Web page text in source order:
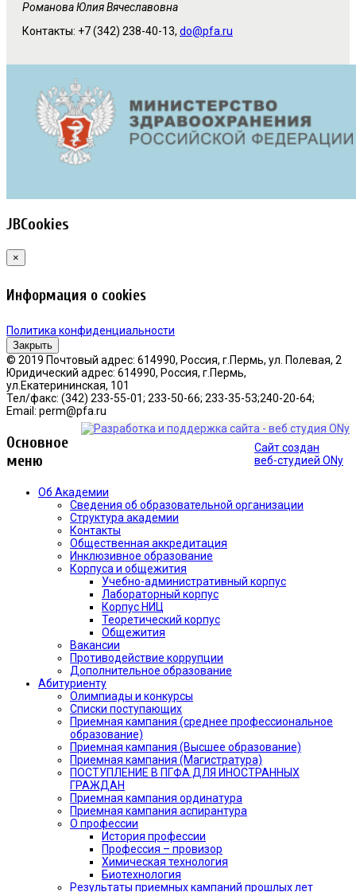
Романова Юлия Вячеславовна
Контакты: +7 (342) 238-40-13, do@pfa.ru
JBCookies
×
Информация о cookies
Политика конфиденциальности
Закрыть
© 2019 Почтовый адрес: 614990, Россия, г.Пермь, ул. Полевая, 2
Юридический адрес: 614990, Россия, г.Пермь,
ул.Екатерининская, 101
Тел/факс: (342) 233-55-01; 233-50-66; 233-35-53;240-20-64;
Email: perm@pfa.ru
Сайт создан
веб-студией ONy
Основное
меню
Об Академии
Сведения об образовательной организации
Структура академии
Контакты
Общественная аккредитация
Инклюзивное образование
Корпуса и общежития
Учебно-административный корпус
Лабораторный корпус
Корпус НИЦ
Теоретический корпус
Общежития
Вакансии
Противодействие коррупции
Дополнительное образование
Абитуриенту
Олимпиады и конкурсы
Списки поступающих
Приемная кампания (среднее профессиональное
образование)
Приемная кампания (Высшее образование)
Приемная кампания (Магистратура)
ПОСТУПЛЕНИЕ В ПГФА ДЛЯ ИНОСТРАННЫХ
ГРАЖДАН
Приемная кампания ординатура
Приемная кампания аспирантура
О профессии
История профессии
Профессия – провизор
Химическая технология
Биотехнология
Результаты приемных кампаний прошлых лет